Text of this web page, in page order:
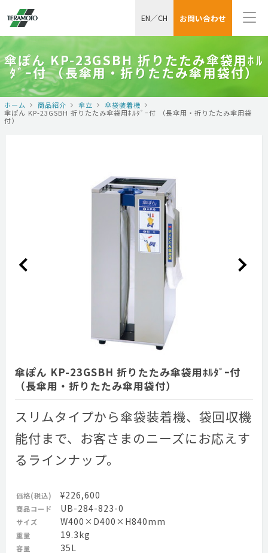
お問い合わせ
EN／CH
傘ぽん KP-23GSBH 折りたたみ傘袋用ﾎﾙ
ﾀﾞｰ付 （長傘用・折りたたみ傘用袋付）
ホーム 商品紹介 傘立
傘袋装着機
傘ぽん KP-23GSBH 折りたたみ傘袋用ﾎﾙﾀﾞｰ付 （長傘用・折りたたみ傘用袋
付）
傘ぽん KP-23GSBH 折りたたみ傘袋用ﾎﾙﾀﾞｰ付
（長傘用・折りたたみ傘用袋付）
スリムタイプから傘袋装着機、袋回収機
能付まで、お客さまのニーズにお応えす
るラインナップ。
価格(税込) ¥226,600
商品コード UB-284-823-0
サイズ W400×D400×H840mm
重量 19.3kg
容量 35L